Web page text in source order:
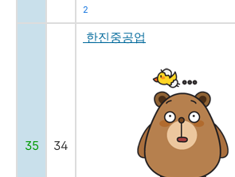
2
35 34
한진중공업